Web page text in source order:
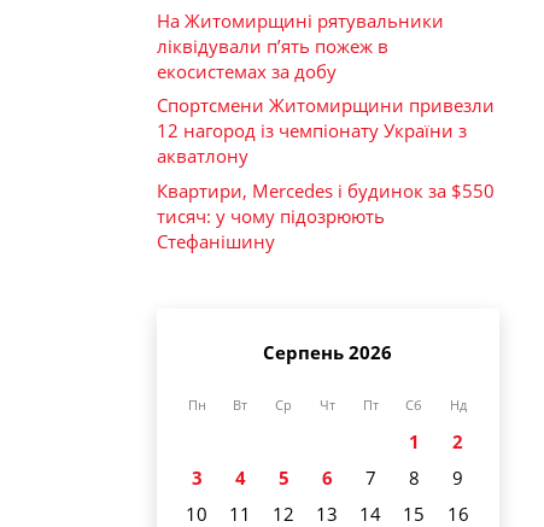
На Житомирщині рятувальники
ліквідували п’ять пожеж в
екосистемах за добу
Спортсмени Житомирщини привезли
12 нагород із чемпіонату України з
акватлону
Квартири, Mercedes і будинок за $550
тисяч: у чому підозрюють
Стефанішину
Серпень 2026
Пн Вт Ср Чт Пт Сб Нд
1
2
3
4 5 6 7 8
9
10
11 12 13 14 15
16